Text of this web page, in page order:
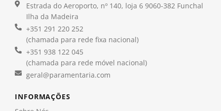
Estrada do Aeroporto, nº 140, loja 6 9060-382 Funchal
Ilha da Madeira
+351 291 220 252
(chamada para rede fixa nacional)
+351 938 122 045
(chamada para rede móvel nacional)
geral@paramentaria.com
INFORMAÇÕES